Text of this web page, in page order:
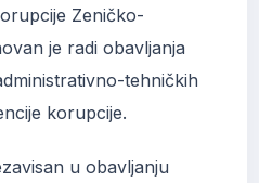
Zeničko-
je radi obavljanja
tehničkih
korupcije.
u obavljanju